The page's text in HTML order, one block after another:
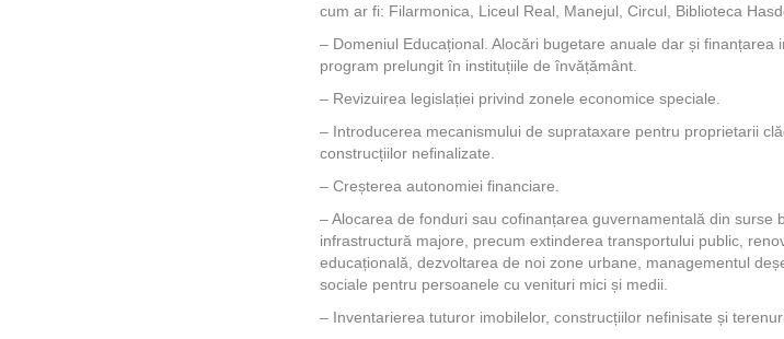
cum ar fi: Filarmonica, Liceul Real, Manejul, Circul, Biblioteca
– Domeniul Educațional. Alocări bugetare anuale dar și
program prelungit în instituțiile de învățământ.
– Revizuirea legislației privind zonele economice speciale.
– Introducerea mecanismului de suprataxare pentru proprietarii
construcțiilor nefinalizate.
– Creșterea autonomiei financiare.
– Alocarea de fonduri sau cofinanțarea guvernamentală din surse
infrastructură majore, precum extinderea transportului public,
educațională, dezvoltarea de noi zone urbane, managementul
sociale pentru persoanele cu venituri mici și medii.
– Inventarierea tuturor imobilelor, construcțiilor nefinisate și